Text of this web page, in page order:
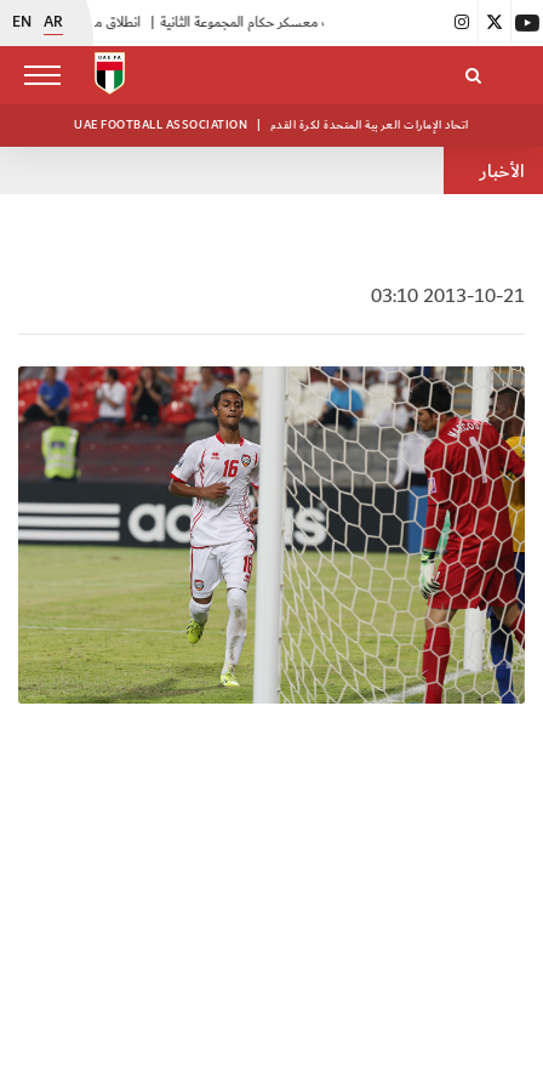
EN AR انطلاق منافسات بطولة النخبة لحرس الرئاسة |
UAE FOOTBALL ASSOCIATION | اتحاد الإمارات العربية المتحدة لكرة القدم
الأخبار
2013-10-21 03:10